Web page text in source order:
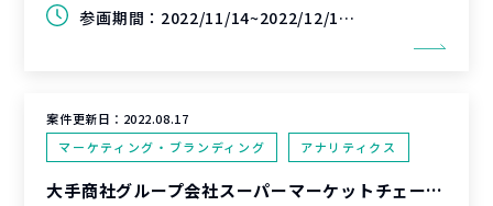
参画期間： 2022/11/14~2022/12/13(延長可能性あり)
案件更新日： 2022.08.17
マーケティング・ブランディング
アナリティクス
大手商社グループ会社スーパーマーケットチェーン_ID-POSデータ利活用支援